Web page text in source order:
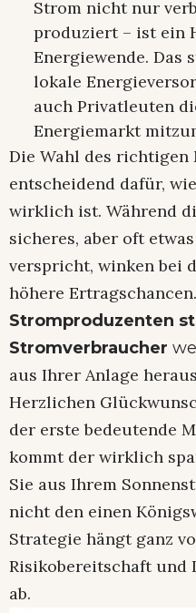
Strom nicht nur
produziert – ist ein
Energiewende. Das
lokale
auch Privatleuten
Energiemarkt
Die Wahl des richtigen
entscheidend dafür,
wirklich ist. Während
sicheres, aber oft
verspricht, winken bei
höhere
Stromproduzenten
Stromverbraucher
aus Ihrer Anlage
Herzlichen
der erste bedeutende
kommt der wirklich
Sie aus Ihrem
nicht den einen
Strategie hängt ganz
Risikobereitschaft und
ab.